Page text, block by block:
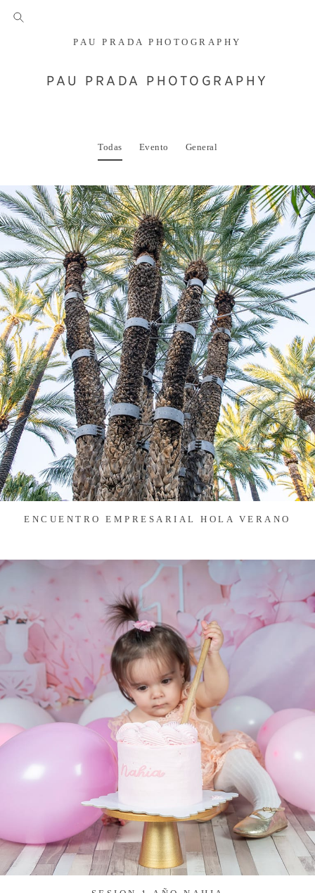
PAU PRADA PHOTOGRAPHY
PAU PRADA PHOTOGRAPHY
Todas Evento General
ENCUENTRO EMPRESARIAL HOLA VERANO